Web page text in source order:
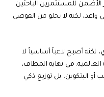
للمستثمرين الباحثين
واعد، لكنه لا يخلو من الفوضى
لكنه أصبح لاعباً أساسياً لا
في نهاية المطاف،
أو البتكوين، بل توزيع ذكي